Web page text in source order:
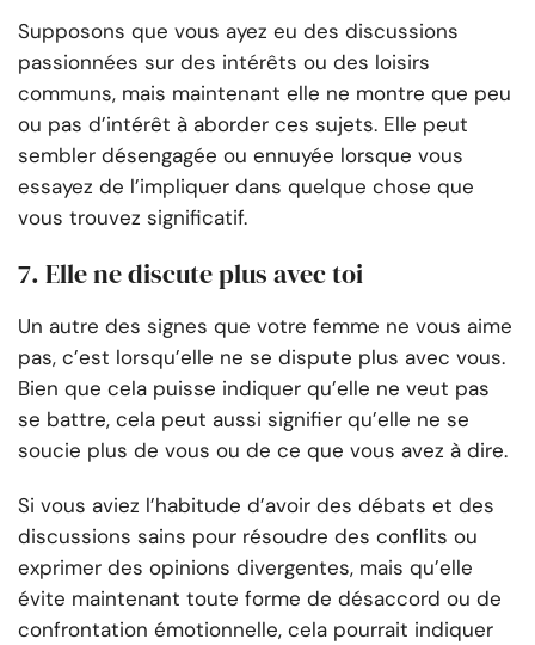
Supposons que vous ayez eu des discussions
passionnées sur des intérêts ou des loisirs
communs, mais maintenant elle ne montre que peu
ou pas d’intérêt à aborder ces sujets. Elle peut
sembler désengagée ou ennuyée lorsque vous
essayez de l’impliquer dans quelque chose que
vous trouvez significatif.
7. Elle ne discute plus avec toi
Un autre des signes que votre femme ne vous aime
pas, c’est lorsqu’elle ne se dispute plus avec vous.
Bien que cela puisse indiquer qu’elle ne veut pas
se battre, cela peut aussi signifier qu’elle ne se
soucie plus de vous ou de ce que vous avez à dire.
Si vous aviez l’habitude d’avoir des débats et des
discussions sains pour résoudre des conflits ou
exprimer des opinions divergentes, mais qu’elle
évite maintenant toute forme de désaccord ou de
confrontation émotionnelle, cela pourrait indiquer